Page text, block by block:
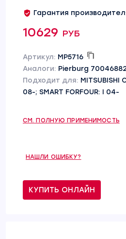
Гарантия
10629 руб
Артикул: MP5716
Аналоги: Pierburg
Подходит для: MITSUBISHI
08-; SMART FORFOUR: I 04-
СМ. ПОЛНУЮ ПРИМЕНИМОСТЬ
НАШЛИ ОШИБКУ?
КУПИТЬ ОНЛАЙН